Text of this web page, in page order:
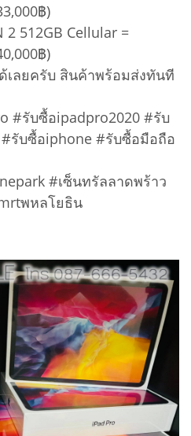
฿)
2 512GB Cellular =
฿)
เลยครับ สินค้าพร้อมส่งทันที
#รับซื้อipadpro2020 #รับ
รับซื้อiphone #รับซื้อมือถือ
#เซ็นทรัลลาดพร้าว
พหลโยธิน